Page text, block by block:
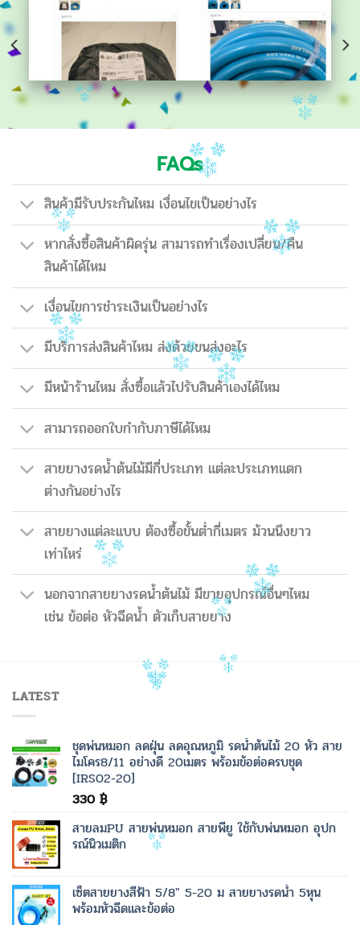
FAQs
สินค้ามีรับประกันไหม เงื่อนไขเป็นอย่างไร
หากสั่งซื้อสินค้าผิดรุ่น สามารถทำเรื่องเปลี่ยน/คืน
สินค้าได้ไหม
เงื่อนไขการชำระเงินเป็นอย่างไร
มีบริการส่งสินค้าไหม ส่งด้วยขนส่งอะไร
มีหน้าร้านไหม สั่งซื้อแล้วไปรับสินค้าเองได้ไหม
สามารถออกใบกำกับภาษีได้ไหม
สายยางรดน้ำต้นไม้มีกี่ประเภท แต่ละประเภทแตก
ต่างกันอย่างไร
สายยางแต่ละแบบ ต้องซื้อขั้นต่ำกี่เมตร ม้วนนึงยาว
เท่าไหร่
นอกจากสายยางรดน้ำต้นไม้ มีขายอุปกรณ์อื่นๆไหม
เช่น ข้อต่อ หัวฉีดน้ำ ตัวเก็บสายยาง
LATEST
ชุดพ่นหมอก ลดฝุ่น ลดอุณหภูมิ รดน้ำต้นไม้ 20 หัว สาย
ไมโคร8/11 อย่างดี 20เมตร พร้อมข้อต่อครบชุด
[IRS02-20]
330 ฿
สายลมPU สายพ่นหมอก สายพียู ใช้กับพ่นหมอก อุปก
รณ์นิวเมติก
เซ็ตสายยางสีฟ้า 5/8" 5-20 ม สายยางรดน้ำ 5หุน
พร้อมหัวฉีดและข้อต่อ